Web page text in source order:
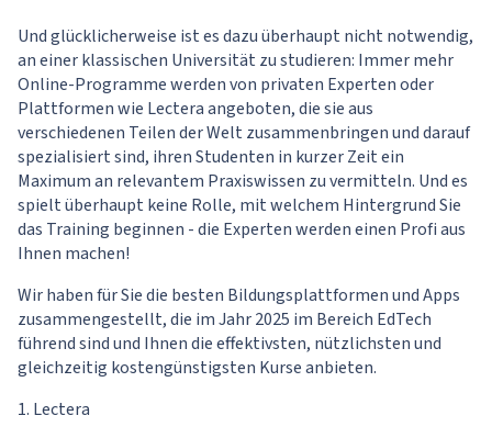
Und glücklicherweise ist es dazu überhaupt nicht notwendig,
an einer klassischen Universität zu studieren: Immer mehr
Online-Programme werden von privaten Experten oder
Plattformen wie Lectera angeboten, die sie aus
verschiedenen Teilen der Welt zusammenbringen und darauf
spezialisiert sind, ihren Studenten in kurzer Zeit ein
Maximum an relevantem Praxiswissen zu vermitteln. Und es
spielt überhaupt keine Rolle, mit welchem Hintergrund Sie
das Training beginnen - die Experten werden einen Profi aus
Ihnen machen!
Wir haben für Sie die besten Bildungsplattformen und Apps
zusammengestellt, die im Jahr 2025 im Bereich EdTech
führend sind und Ihnen die effektivsten, nützlichsten und
gleichzeitig kostengünstigsten Kurse anbieten.
1. Lectera